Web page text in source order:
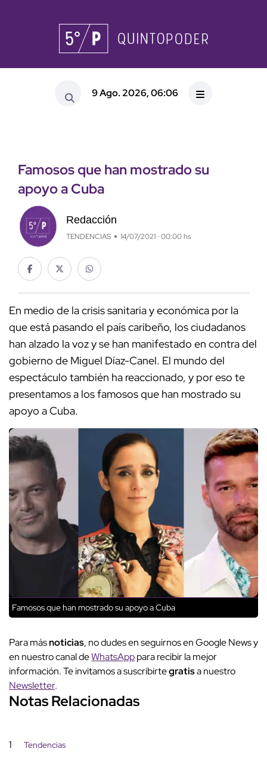
9 Ago. 2026, 06:06
Famosos que han mostrado su
apoyo a Cuba
Redacción
TENDENCIAS 14/07/2021 · 00:00 hs
En medio de la crisis sanitaria y económica por la
que está pasando el país caribeño, los ciudadanos
han alzado la voz y se han manifestado en contra del
gobierno de Miguel Díaz-Canel. El mundo del
espectáculo también ha reaccionado, y por eso te
presentamos a los famosos que han mostrado su
apoyo a Cuba.
Famosos que han mostrado su apoyo a Cuba
Para másnoticias, no dudes en seguirnos en Google News y
en nuestro canal deWhatsApppara recibir la mejor
información. Te invitamos a suscribirtegratisa nuestro
Newsletter.
Notas Relacionadas
1 Tendencias